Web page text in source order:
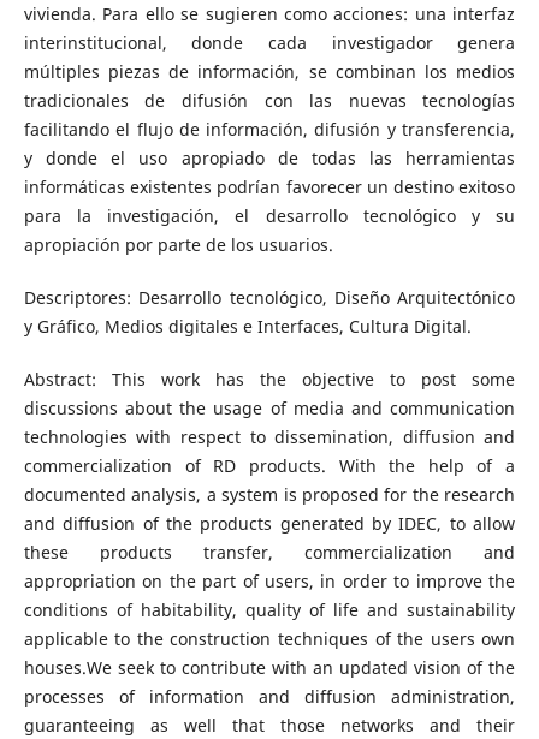
vivienda. Para ello se sugieren como acciones: una interfaz
interinstitucional, donde cada investigador genera
múltiples piezas de información, se combinan los medios
tradicionales de difusión con las nuevas tecnologías
facilitando el flujo de información, difusión y transferencia,
y donde el uso apropiado de todas las herramientas
informáticas existentes podrían favorecer un destino exitoso
para la investigación, el desarrollo tecnológico y su
apropiación por parte de los usuarios.
Descriptores: Desarrollo tecnológico, Diseño Arquitectónico
y Gráfico, Medios digitales e Interfaces, Cultura Digital.
Abstract: This work has the objective to post some
discussions about the usage of media and communication
technologies with respect to dissemination, diffusion and
commercialization of RD products. With the help of a
documented analysis, a system is proposed for the research
and diffusion of the products generated by IDEC, to allow
these products transfer, commercialization and
appropriation on the part of users, in order to improve the
conditions of habitability, quality of life and sustainability
applicable to the construction techniques of the users own
houses.We seek to contribute with an updated vision of the
processes of information and diffusion administration,
guaranteeing as well that those networks and their